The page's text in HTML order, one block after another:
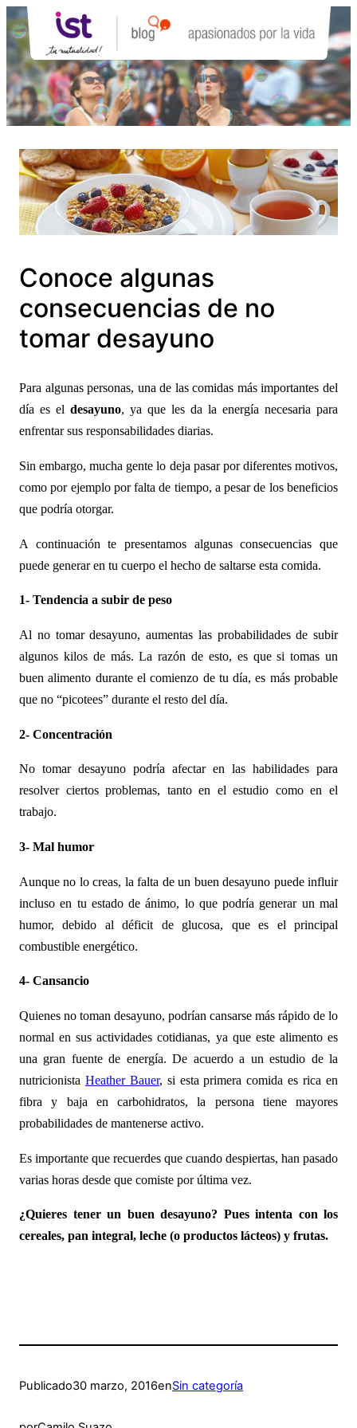
Saltar
al
contenido
Conoce algunas
consecuencias de no
tomar desayuno
Para algunas personas, una de las comidas más importantes del
día es el desayuno, ya que les da la energía necesaria para
enfrentar sus responsabilidades diarias.
Sin embargo, mucha gente lo deja pasar por diferentes motivos,
como por ejemplo por falta de tiempo, a pesar de los beneficios
que podría otorgar.
A continuación te presentamos algunas consecuencias que
puede generar en tu cuerpo el hecho de saltarse esta comida.
1- Tendencia a subir de peso
Al no tomar desayuno, aumentas las probabilidades de subir
algunos kilos de más. La razón de esto, es que si tomas un
buen alimento durante el comienzo de tu día, es más probable
que no “picotees” durante el resto del día.
2- Concentración
No tomar desayuno podría afectar en las habilidades para
resolver ciertos problemas, tanto en el estudio como en el
trabajo.
3- Mal humor
Aunque no lo creas, la falta de un buen desayuno puede influir
incluso en tu estado de ánimo, lo que podría generar un mal
humor, debido al déficit de glucosa, que es el principal
combustible energético.
4- Cansancio
Quienes no toman desayuno, podrían cansarse más rápido de lo
normal en sus actividades cotidianas, ya que este alimento es
una gran fuente de energía. De acuerdo a un estudio de la
nutricionista Heather Bauer, si esta primera comida es rica en
fibra y baja en carbohidratos, la persona tiene mayores
probabilidades de mantenerse activo.
Es importante que recuerdes que cuando despiertas, han pasado
varias horas desde que comiste por última vez.
¿Quieres tener un buen desayuno? Pues intenta con los
cereales, pan integral, leche (o productos lácteos) y frutas.
Publicado30 marzo, 2016enSin categoría